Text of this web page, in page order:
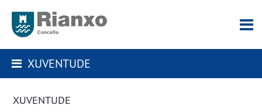
XUVENTUDE
XUVENTUDE